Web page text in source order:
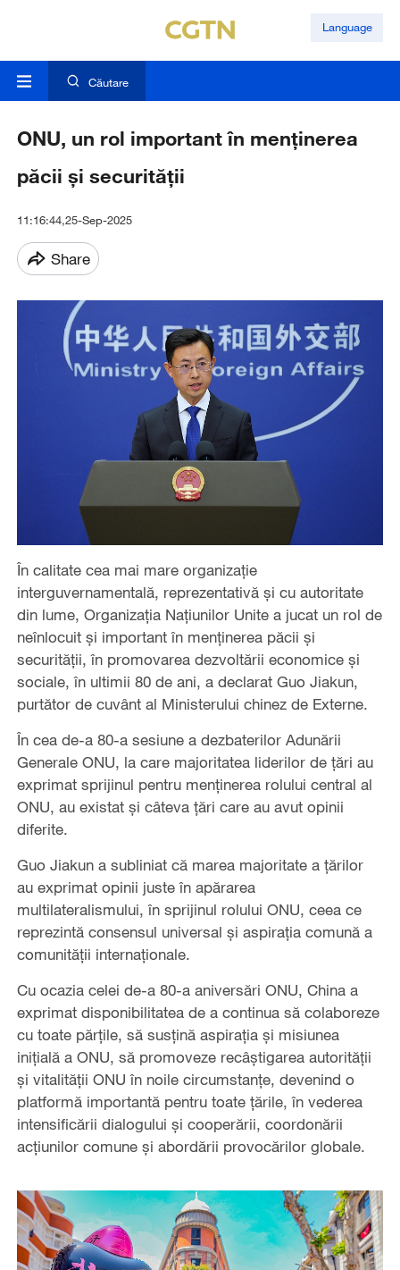
Language
Căutare
ONU, un rol important în menținerea
păcii și securității
11:16:44,25-Sep-2025
Share
În calitate cea mai mare organizație
interguvernamentală, reprezentativă și cu autoritate
din lume, Organizația Națiunilor Unite a jucat un rol de
neînlocuit și important în menținerea păcii și
securității, în promovarea dezvoltării economice și
sociale, în ultimii 80 de ani, a declarat Guo Jiakun,
purtător de cuvânt al Ministerului chinez de Externe.
În cea de-a 80-a sesiune a dezbaterilor Adunării
Generale ONU, la care majoritatea liderilor de țări au
exprimat sprijinul pentru menținerea rolului central al
ONU, au existat și câteva țări care au avut opinii
diferite.
Guo Jiakun a subliniat că marea majoritate a țărilor
au exprimat opinii juste în apărarea
multilateralismului, în sprijinul rolului ONU, ceea ce
reprezintă consensul universal și aspirația comună a
comunității internaționale.
Cu ocazia celei de-a 80-a aniversări ONU, China a
exprimat disponibilitatea de a continua să colaboreze
cu toate părțile, să susțină aspirația și misiunea
inițială a ONU, să promoveze recâștigarea autorității
și vitalității ONU în noile circumstanțe, devenind o
platformă importantă pentru toate țările, în vederea
intensificării dialogului și cooperării, coordonării
acțiunilor comune și abordării provocărilor globale.